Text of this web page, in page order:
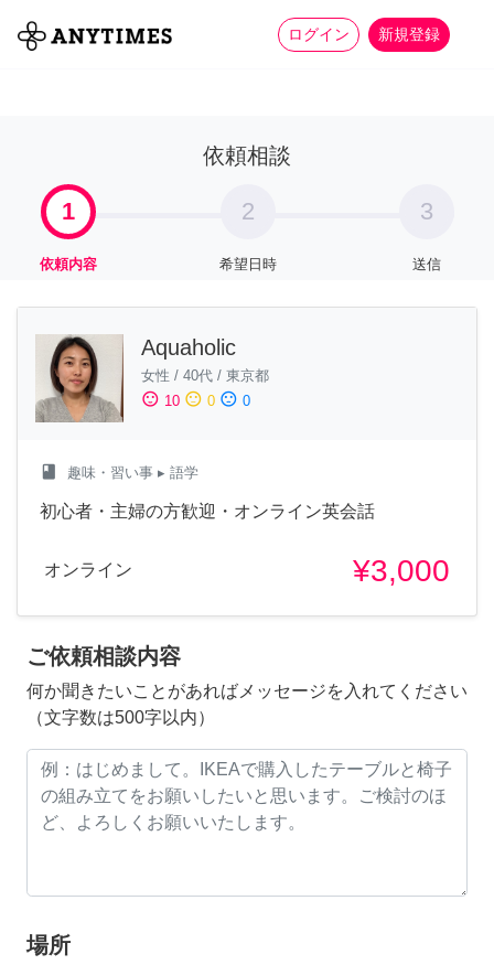
ログイン 新規登録
全て 家事 more_horiz
依頼相談
1
依頼内容
2
希望日時
3
送信
Aquaholic
女性 / 40代 / 東京都
sentiment_satisfied 10 sentiment_neutral 0 sentiment_dissatisfied 0
class 趣味・習い事 ▸ 語学
初心者・主婦の方歓迎・オンライン英会話
オンライン ¥3,000
ご依頼相談内容
何か聞きたいことがあればメッセージを入れてください
（文字数は500字以内）
場所